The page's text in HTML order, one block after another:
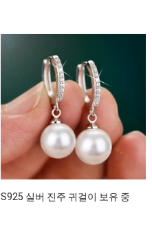
S925 실버 진주 귀걸이 보유 중